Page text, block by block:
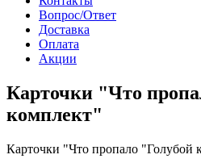
Вопрос/Ответ
Доставка
Оплата
Акции
Карточки "Что
комплект"
Карточки "Что пропало "Голубой